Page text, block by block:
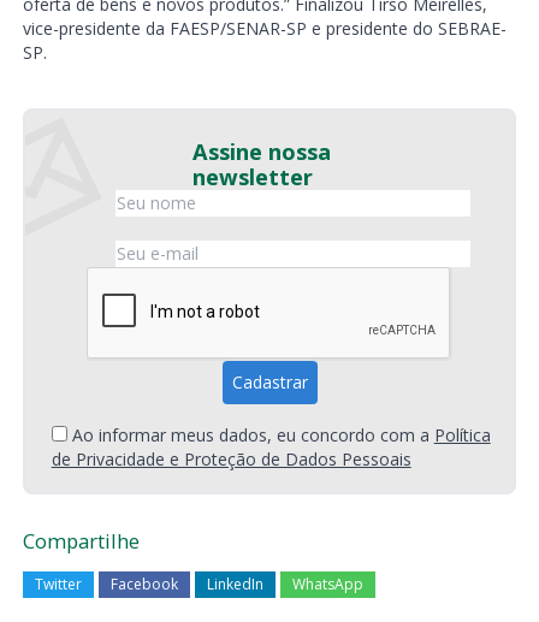
vice-presidente da FAESP/SENAR-SP e presidente do SEBRAE-
SP.
Assine nossa
newsletter
Ao informar meus dados, eu concordo com a Política
de Privacidade e Proteção de Dados Pessoais
Compartilhe
Twitter Facebook LinkedIn WhatsApp